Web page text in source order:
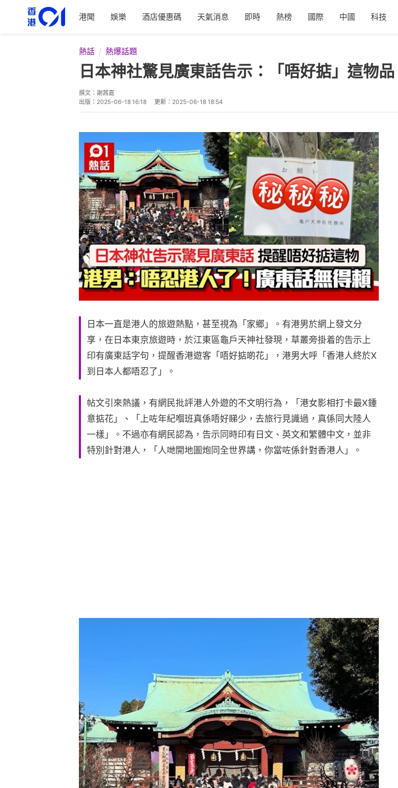
港聞 娛樂 酒店優惠碼 天氣消息 即時 熱榜 國際 中國 科技
熱話 熱爆話題
日本神社驚見廣東話告示：「唔好掂」這物
撰文： 謝茜嘉
出版： 2025-06-18 16:18 更新： 2025-06-18 18:54
日本一直是港人的旅遊熱點，甚至視為「家鄉」。有港男於網上發文分
享，在日本東京旅遊時，於江東區龜戶天神社發現，草叢旁掛着的告示上
印有廣東話字句，提醒香港遊客「唔好掂啲花」，港男大呼「香港人終於X
到日本人都唔忍了」。
帖文引來熱議，有網民批評港人外遊的不文明行為，「港女影相打卡最X鍾
意掂花」、「上咗年紀嗰班真係唔好睇少，去旅行見識過，真係同大陸人
一樣」。不過亦有網民認為，告示同時印有日文、英文和繁體中文，並非
特別針對港人，「人哋開地圖炮同全世界講，你當咗係針對香港人」。